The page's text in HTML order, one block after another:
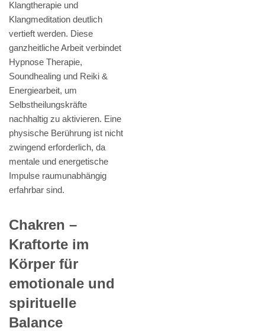
Klangtherapie und
Klangmeditation deutlich
vertieft werden. Diese
ganzheitliche Arbeit verbindet
Hypnose Therapie,
Soundhealing und Reiki &
Energiearbeit, um
Selbstheilungskräfte
nachhaltig zu aktivieren. Eine
physische Berührung ist nicht
zwingend erforderlich, da
mentale und energetische
Impulse raumunabhängig
erfahrbar sind.
Chakren –
Kraftorte im
Körper für
emotionale und
spirituelle
Balance